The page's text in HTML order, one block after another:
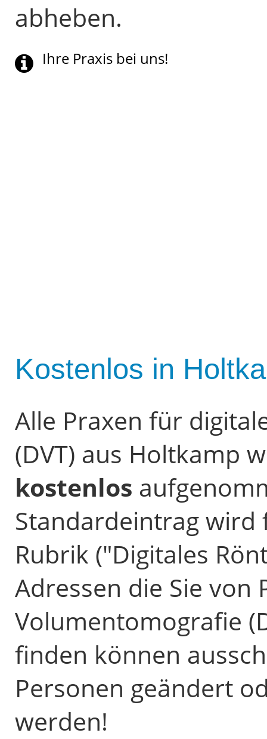
abheben.
Ihre Praxis bei uns!
Kostenlos in
Alle Praxen für
(DVT) aus Holtkamp
kostenlos
Standardeintrag
Rubrik ("Digitales
Adressen die Sie von
Volumentomografie
finden können
Personen geändert
werden!